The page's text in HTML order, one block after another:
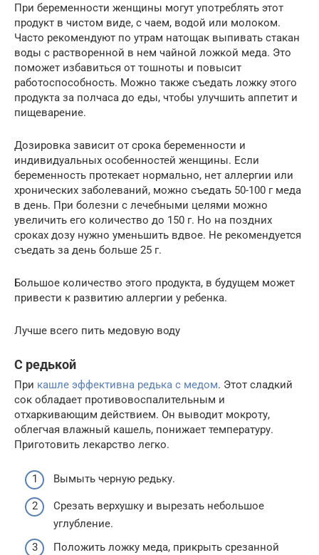
При беременности женщины могут употреблять этот
продукт в чистом виде, с чаем, водой или молоком.
Часто рекомендуют по утрам натощак выпивать стакан
воды с растворенной в нем чайной ложкой меда. Это
поможет избавиться от тошноты и повысит
работоспособность. Можно также съедать ложку этого
продукта за полчаса до еды, чтобы улучшить аппетит и
пищеварение.
Дозировка зависит от срока беременности и
индивидуальных особенностей женщины. Если
беременность протекает нормально, нет аллергии или
хронических заболеваний, можно съедать 50-100 г меда
в день. При болезни с лечебными целями можно
увеличить его количество до 150 г. Но на поздних
сроках дозу нужно уменьшить вдвое. Не рекомендуется
съедать за день больше 25 г.
Большое количество этого продукта, в будущем может
привести к развитию аллергии у ребенка.
Лучше всего пить медовую воду
С редькой
При кашле эффективна редька с медом. Этот сладкий
сок обладает противовоспалительным и
отхаркивающим действием. Он выводит мокроту,
облегчая влажный кашель, понижает температуру.
Приготовить лекарство легко.
Вымыть черную редьку.
Срезать верхушку и вырезать небольшое
углубление.
Положить ложку меда, прикрыть срезанной